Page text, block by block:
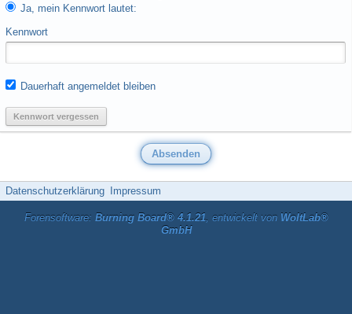
Ja, mein Kennwort lautet:
Kennwort
Dauerhaft angemeldet bleiben
Kennwort vergessen
Datenschutzerklärung Impressum
Forensoftware: Burning Board® 4.1.21, entwickelt von WoltLab®
GmbH